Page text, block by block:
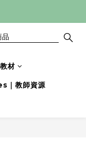
材
教師資源